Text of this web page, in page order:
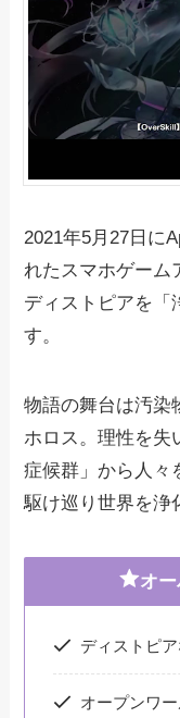
2021年5月27日に
れたスマホゲーム
ディストピアを「
す。
物語の舞台は汚染
ホロス。理性を失
症候群」から人々
駆け巡り世界を浄
オ
ディストピ
オープンワ